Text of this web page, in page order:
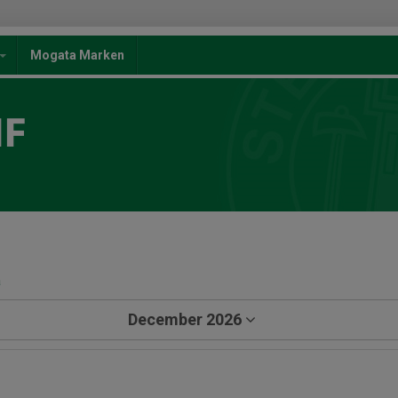
Mogata Marken
December 2026